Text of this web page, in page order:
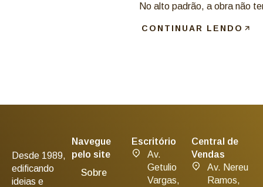
No alto padrão, a obra não
CONTINUAR LENDO
Desde 1989,
edificando
ideias e
Navegue
pelo site
Sobre
Escritório
Av.
Getulio
Vargas,
Central de
Vendas
Av. Nereu
Ramos,